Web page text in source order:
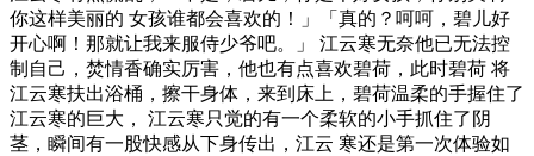
你这样美丽的 女孩谁都会喜欢的！」「真的？呵呵，碧儿好
开心啊！那就让我来服侍少爷吧。」 江云寒无奈他已无法控
制自己，焚情香确实厉害，他也有点喜欢碧荷，此时碧荷 将
江云寒扶出浴桶，擦干身体，来到床上，碧荷温柔的手握住了
江云寒的巨大， 江云寒只觉的有一个柔软的小手抓住了阴
茎，瞬间有一股快感从下身传出，江云 寒还是第一次体验如